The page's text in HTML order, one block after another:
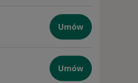
Umów
Umów